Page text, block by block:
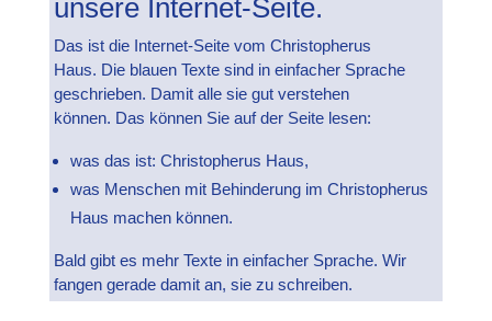
pfl
e
g
e
n
unsere Internet-Seite.
Das ist die Internet-Seite vom Christopherus
Haus. Die blauen Texte sind in einfacher Sprache
geschrieben. Damit alle sie gut verstehen
können. Das können Sie auf der Seite lesen:
was das ist: Christopherus Haus,
was Menschen mit Behinderung im Christopherus
Haus machen können.
Bald gibt es mehr Texte in einfacher Sprache. Wir
fangen gerade damit an, sie zu schreiben.